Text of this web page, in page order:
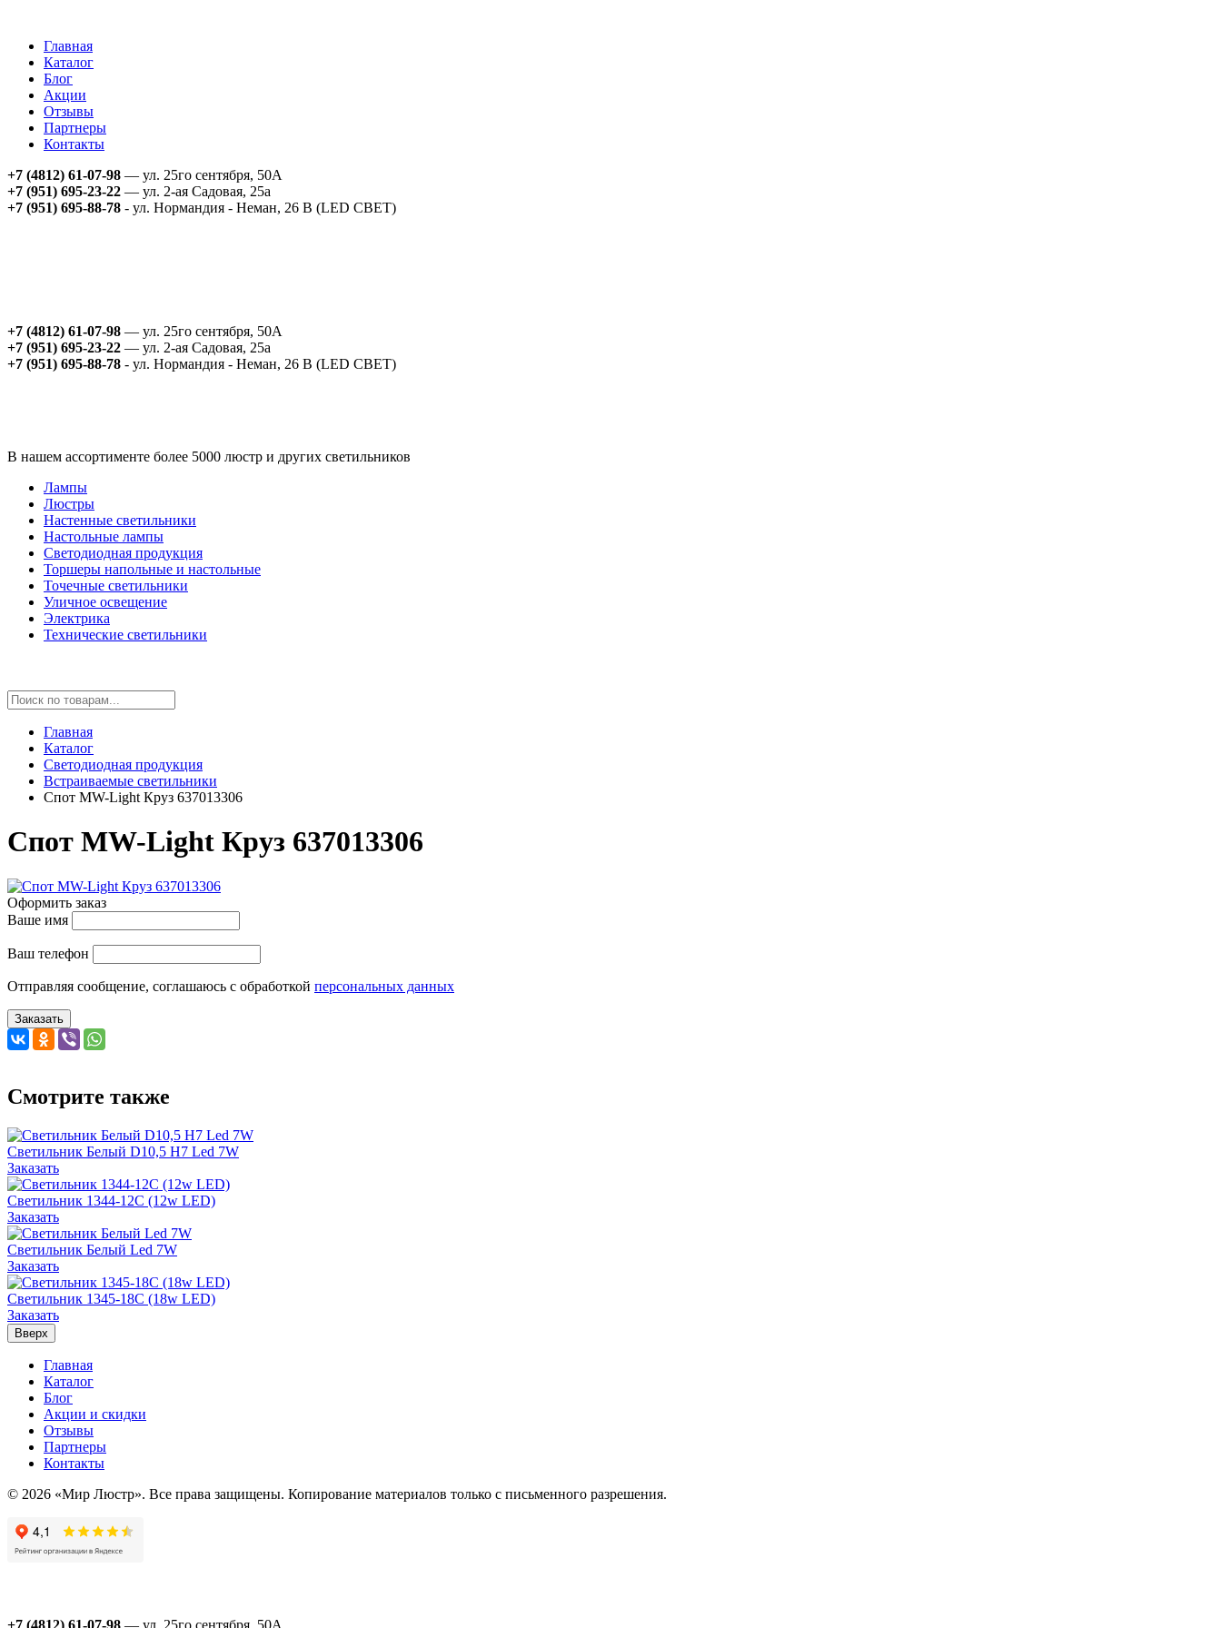
Главная
Каталог
Блог
Акции
Отзывы
Партнеры
Контакты
+7 (4812) 61-07-98 — ул. 25го сентября, 50А
+7 (951) 695-23-22 — ул. 2-ая Садовая, 25а
+7 (951) 695-88-78 - ул. Нормандия - Неман, 26 В (LED СВЕТ)
+7 (4812) 61-07-98 — ул. 25го сентября, 50А
+7 (951) 695-23-22 — ул. 2-ая Садовая, 25а
+7 (951) 695-88-78 - ул. Нормандия - Неман, 26 В (LED СВЕТ)
В нашем ассортименте более 5000 люстр и других светильников
Лампы
Люстры
Настенные светильники
Настольные лампы
Светодиодная продукция
Торшеры напольные и настольные
Точечные светильники
Уличное освещение
Электрика
Технические светильники
Главная
Каталог
Светодиодная продукция
Встраиваемые светильники
Спот MW-Light Круз 637013306
Спот MW-Light Круз 637013306
Оформить заказ
Ваше имя
Ваш телефон
Отправляя сообщение, соглашаюсь с обработкой персональных данных
Заказать
Смотрите также
Светильник Белый D10,5 H7 Led 7W
Заказать
Светильник 1344-12C (12w LED)
Заказать
Светильник Белый Led 7W
Заказать
Светильник 1345-18C (18w LED)
Заказать
Вверх
Главная
Каталог
Блог
Акции и скидки
Отзывы
Партнеры
Контакты
© 2026 «Мир Люстр». Все права защищены. Копирование материалов только с письменного разрешения.
+7 (4812) 61-07-98 — ул. 25го сентября, 50А